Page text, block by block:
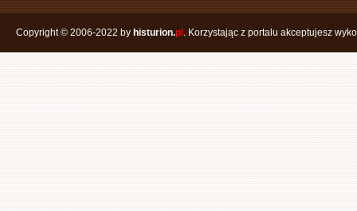
Copyright © 2006-2022 by histurion.pl . Korzystając z portalu akceptujesz